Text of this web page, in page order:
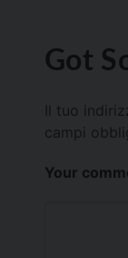
Got
Il tuo
campi
Your